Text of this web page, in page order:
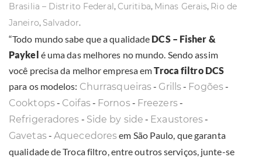
Brasilia – Distrito Federal, Curitiba, Minas Gerais, Rio de
Janeiro, Salvador.
“Todo mundo sabe que a qualidade DCS – Fisher &
Paykel é uma das melhores no mundo. Sendo assim
você precisa da melhor empresa emTroca filtro DCS
para os modelos: Churrasqueiras- Grills- Fogões-
Cooktops- Coifas- Fornos- Freezers-
Refrigeradores - Side by side - Exaustores-
Gavetas- Aquecedoresem São Paulo, que garanta
qualidade de Troca filtro, entre outros serviços, junte-se